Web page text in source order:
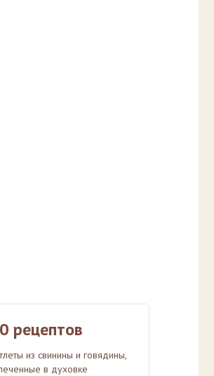
рецептов
из свинины и говядины,
в духовке